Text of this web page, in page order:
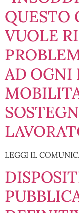
QUESTO
VUOLE
AD OGNI
LEGGI IL